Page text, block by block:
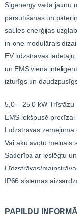
Sigenergy vada jaunu
pārsūtīšanas un
saules enerģijas
in-one modulārais
EV līdzstrāvas
un EMS vienā
izturīgs un
5,0 – 25,0 kW Trīsfāzu
EMS iekšpusē precīzai
Līdzstrāvas zemējuma
Vairāku avotu melnais
Saderība ar ieslēgtu
Līdzstrāvas/
IP66 sistēmas
PAPILDU